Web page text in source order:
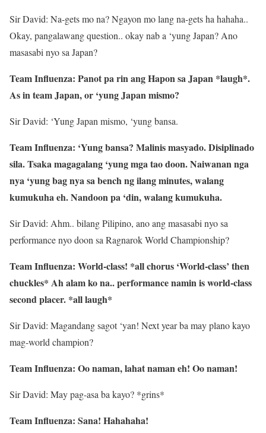
Sir David: Na-gets mo na? Ngayon mo lang na-gets ha hahaha..
Okay, pangalawang question.. okay nab a ‘yung Japan? Ano
masasabi nyo sa Japan?
Team Influenza: Panot pa rin ang Hapon sa Japan *laugh*.
As in team Japan, or ‘yung Japan mismo?
Sir David: ‘Yung Japan mismo, ‘yung bansa.
Team Influenza: ‘Yung bansa? Malinis masyado. Disiplinado
sila. Tsaka magagalang ‘yung mga tao doon. Naiwanan nga
nya ‘yung bag nya sa bench ng ilang minutes, walang
kumukuha eh. Nandoon pa ‘din, walang kumukuha.
Sir David: Ahm.. bilang Pilipino, ano ang masasabi nyo sa
performance nyo doon sa Ragnarok World Championship?
Team Influenza: World-class! *all chorus ‘World-class’ then
chuckles* Ah alam ko na.. performance namin is world-class
second placer. *all laugh*
Sir David: Magandang sagot ‘yan! Next year ba may plano kayo
mag-world champion?
Team Influenza: Oo naman, lahat naman eh! Oo naman!
Sir David: May pag-asa ba kayo? *grins*
Team Influenza: Sana! Hahahaha!